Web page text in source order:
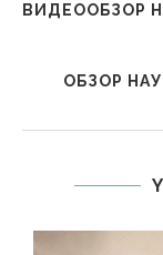
ВИДЕООБЗОР
ОБЗОР